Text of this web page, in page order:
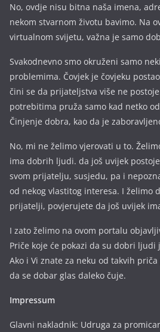
No, ovdje nisu bitna naša imena, a
nekom stvarnom životu bavimo. Na
virtualnom svijetu, važna je samo
Svakodnevno smo okruženi samo
problemima. Čovjek je čovjeku
čini se da prijateljstva više ne
potrebitima pruža samo kad netko
Činjenje dobra, kao da je
No, mi ne želimo vjerovati u to.
ima dobrih ljudi. da još uvijek
svom prijatelju, susjedu, pa i
od nekog vlastitog interesa. I želimo
prijatelji, povjerujete da još uvijek
I zato želimo na ovom portalu
Priče koje će pokazi da su dobri ljudi
Ako i Vi znate za neku od takvih
da se dobar glas daleko čuje.
Impressum
Glavni nakladnik: Udruga za